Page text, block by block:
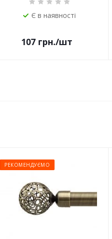
Є в наявності
107 грн./шт
РЕКОМЕНДУЄМО